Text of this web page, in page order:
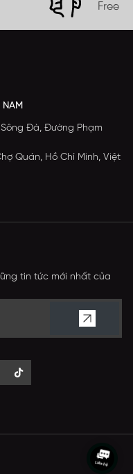
Free
Sông Đà, Đường Phạm
Quán, Hồ Chí Minh, Việt
tin tức mới nhất của